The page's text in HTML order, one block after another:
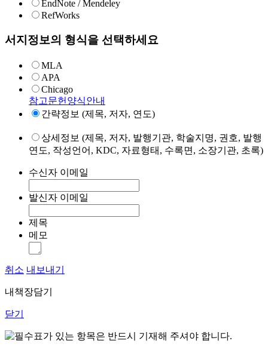
EndNote / Mendeley
RefWorks
서지정보의 형식을 선택하세요
MLA
APA
Chicago
참고문헌양식안내
간략정보 (제목, 저자, 연도)
상세정보 (제목, 저자, 발행기관, 학술지명, 권호, 발행
연도, 작성언어, KDC, 자료형태, 수록면, 소장기관, 초록)
수신자 이메일
발신자 이메일
제목
메모
취소 내보내기
내책장담기
닫기
표가 있는 항목은 반드시 기재해 주셔야 합니다.